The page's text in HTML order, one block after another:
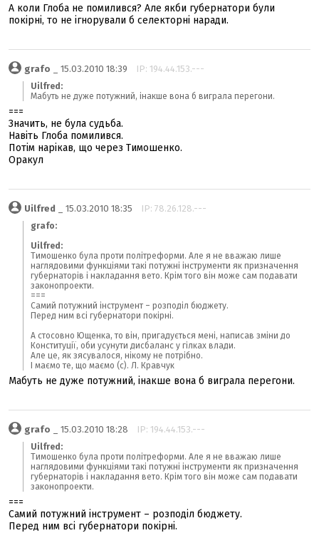
А коли Глоба не помилився? Але якби губернатори були
покірні, то не ігнорували б селекторні наради.
grafo _ 15.03.2010 18:39 IP: 194.44.153.---
Uilfred:
Мабуть не дуже потужний, інакше вона б виграла перегони.
===
Значить, не була судьба.
Навіть Глоба помилився.
Потім нарікав, що через Тимошенко.
Оракул
Uilfred _ 15.03.2010 18:35 IP: 78.26.128.---
grafo:
Uilfred:
Тимошенко була проти політреформи. Але я не вважаю лише
наглядовими функціями такі потужні інструменти як призначення
губернаторів і накладання вето. Крім того він може сам подавати
законопроекти.
===
Самий потужний інструмент – розподіл бюджету.
Перед ним всі губернатори покірні.
А стосовно Ющенка, то він, пригадується мені, написав зміни до
Конституції, оби усунути дисбаланс у гілках влади.
Але це, як зясувалося, нікому не потрібно.
І маємо те, що маємо (с). Л. Кравчук
Мабуть не дуже потужний, інакше вона б виграла перегони.
grafo _ 15.03.2010 18:28 IP: 194.44.153.---
Uilfred:
Тимошенко була проти політреформи. Але я не вважаю лише
наглядовими функціями такі потужні інструменти як призначення
губернаторів і накладання вето. Крім того він може сам подавати
законопроекти.
===
Самий потужний інструмент – розподіл бюджету.
Перед ним всі губернатори покірні.